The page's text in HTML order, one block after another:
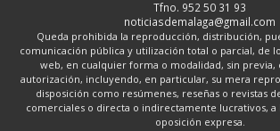
Tfno. 952 50 31 93
noticiasdemalaga@gmail.com
Queda prohibida la reproducción, distribución,
comunicación pública y utilización total o parcial, de
web, en cualquier forma o modalidad, sin previa,
autorización, incluyendo, en particular, su mera
disposición como resúmenes, reseñas o revistas
comerciales o directa o indirectamente lucrativos, a
oposición expresa.